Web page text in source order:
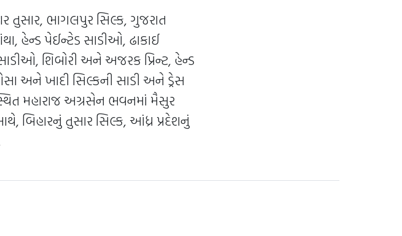
તુસાર, ભાગલપુર સિલ્ક, ગુજરાત
હેન્ડ પેઈન્ટેડ સાડીઓ, ઢાકાઈ
શિબોરી અને અજરક પ્રિન્ટ, હેન્ડ
અને ખાદી સિલ્કની સાડી અને ડ્રેસ
મહારાજ અગ્રસેન ભવનમાં મૈસુર
બિહારનું તુસાર સિલ્ક, આંધ્ર પ્રદેશનું